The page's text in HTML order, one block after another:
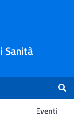
Sanità
Eventi